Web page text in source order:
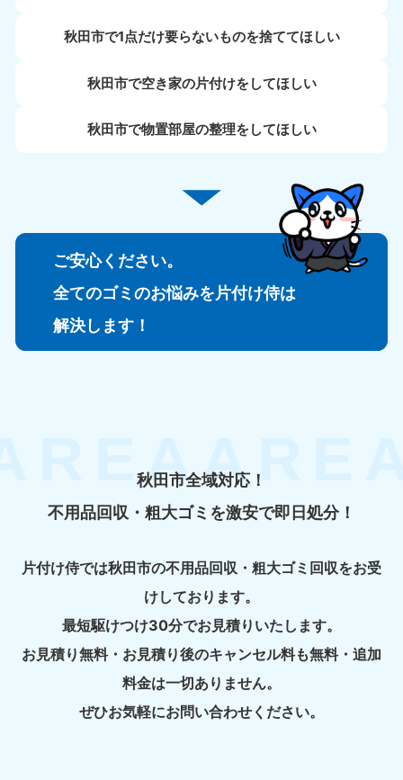
秋田市で1点だけ要らないものを捨ててほしい
秋田市で空き家の片付けをしてほしい
秋田市で物置部屋の整理をしてほしい
ご安心ください。
全てのゴミのお悩みを片付け侍は
解決します！
秋田市全域対応！
不用品回収・粗大ゴミを激安で即日処分！
片付け侍では秋田市の不用品回収・粗大ゴミ回収をお受
けしております。
最短駆けつけ30分でお見積りいたします。
お見積り無料・お見積り後のキャンセル料も無料・追加
料金は一切ありません。
ぜひお気軽にお問い合わせください。